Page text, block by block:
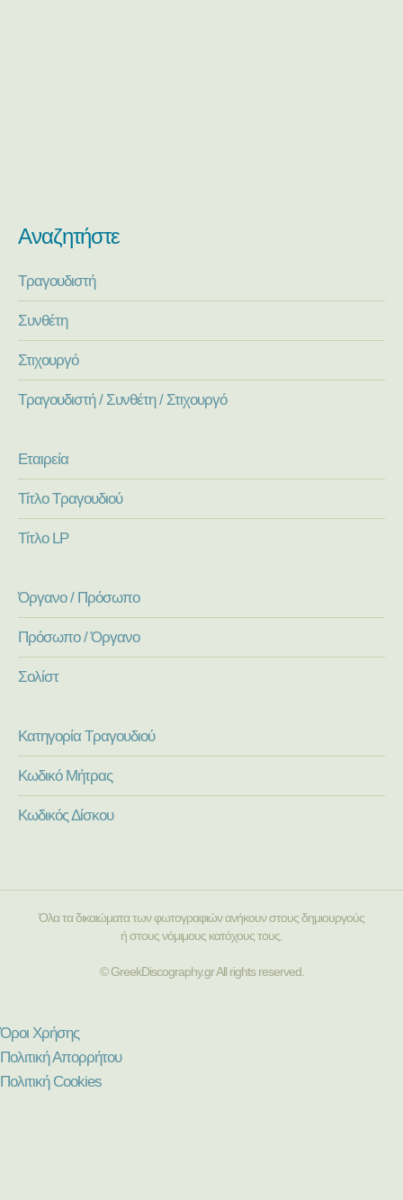
Αναζητήστε
Τραγουδιστή
Συνθέτη
Στιχουργό
Τραγουδιστή / Συνθέτη / Στιχουργό
Εταιρεία
Τίτλο Τραγουδιού
Τίτλο LP
Όργανο / Πρόσωπο
Πρόσωπο / Όργανο
Σολίστ
Κατηγορία Τραγουδιού
Κωδικό Μήτρας
Κωδικός Δίσκου
Όλα τα δικαιώματα των φωτογραφιών ανήκουν στους δημιουργούς
ή στους νόμιμους κατόχους τους.
© GreekDiscography.gr All rights reserved.
Όροι Χρήσης
Πολιτική Απορρήτου
Πολιτική Cookies